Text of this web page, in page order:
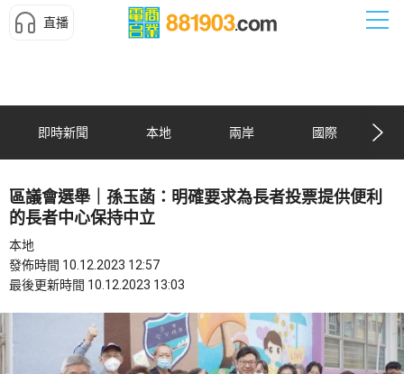
直播
即時新聞 本地 兩岸 國際
區議會選舉｜孫玉菡：明確要求為長者投票提供便利
的長者中心保持中立
本地
發佈時間 10.12.2023 12:57
最後更新時間 10.12.2023 13:03